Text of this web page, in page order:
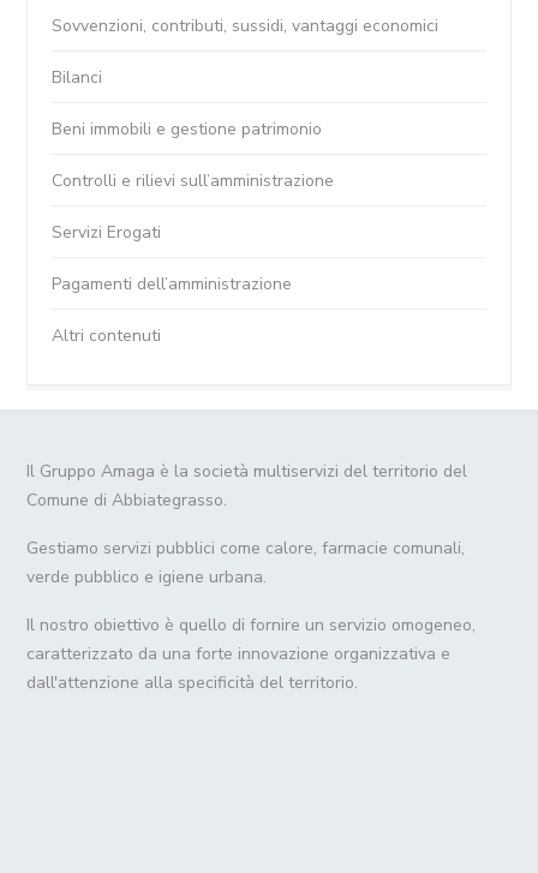
Sovvenzioni, contributi, sussidi, vantaggi economici
Bilanci
Beni immobili e gestione patrimonio
Controlli e rilievi sull’amministrazione
Servizi Erogati
Pagamenti dell’amministrazione
Altri contenuti
Il Gruppo Amaga è la società multiservizi del territorio del
Comune di Abbiategrasso.
Gestiamo servizi pubblici come calore, farmacie comunali,
verde pubblico e igiene urbana.
Il nostro obiettivo è quello di fornire un servizio omogeneo,
caratterizzato da una forte innovazione organizzativa e
dall'attenzione alla specificità del territorio.